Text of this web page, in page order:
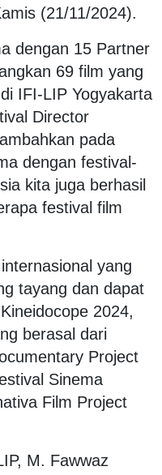
(21/11/2024).
dengan 15 Partner
69 film yang
IFI-LIP Yogyakarta
Director
pada
dengan festival-
kita juga berhasil
festival film
yang
tayang dan dapat
2024,
berasal dari
Project
Sinema
Film Project
M. Fawwaz